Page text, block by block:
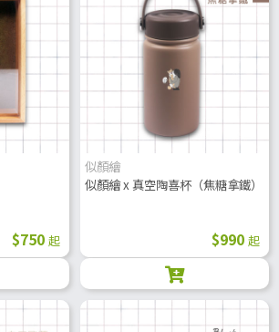
$750 起
似顏繪
似顏繪 x 真空陶喜杯（焦糖拿鐵）
$990 起